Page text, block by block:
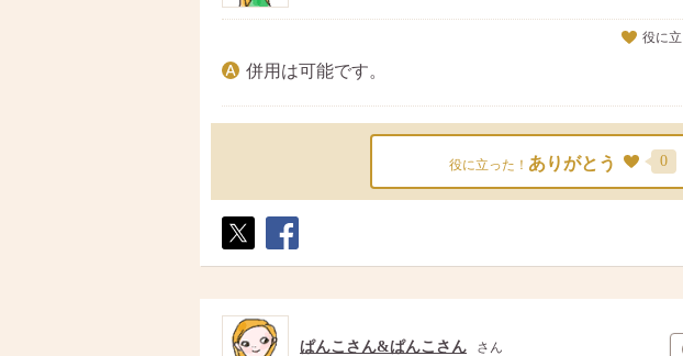
役に
併用は可能です。
役に立った！ ありがとう 0
ト
ア
ぱんこさん&ぱんこさん さん